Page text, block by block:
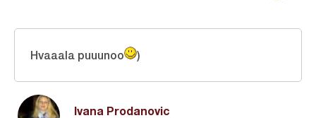
Ivana Prodanovic
Hvaaala puuunoo )